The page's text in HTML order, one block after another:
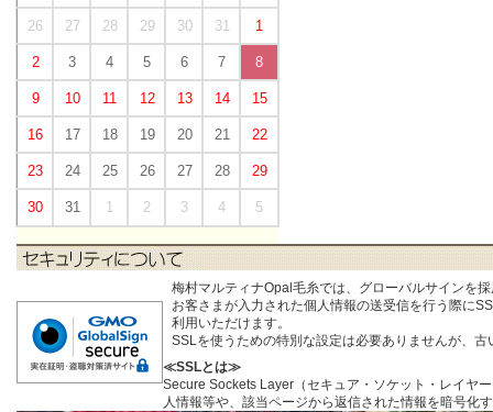
26 27 28 29 30 31 1
2 3 4 5 6 7 8
9 10 11 12 13 14 15
16 17 18 19 20 21 22
23 24 25 26 27 28 29
30 31 1 2 3 4 5
梅村マルティナOpal毛糸では、グローバルサインを
お客さまが入力された個人情報の送受信を行う際に
利用いただけます。
SSLを使うための特別な設定は必要ありませんが、
≪SSLとは≫
Secure Sockets Layer（セキュア・ソケット・レイヤ
人情報等や、該当ページから返信された情報を暗号化